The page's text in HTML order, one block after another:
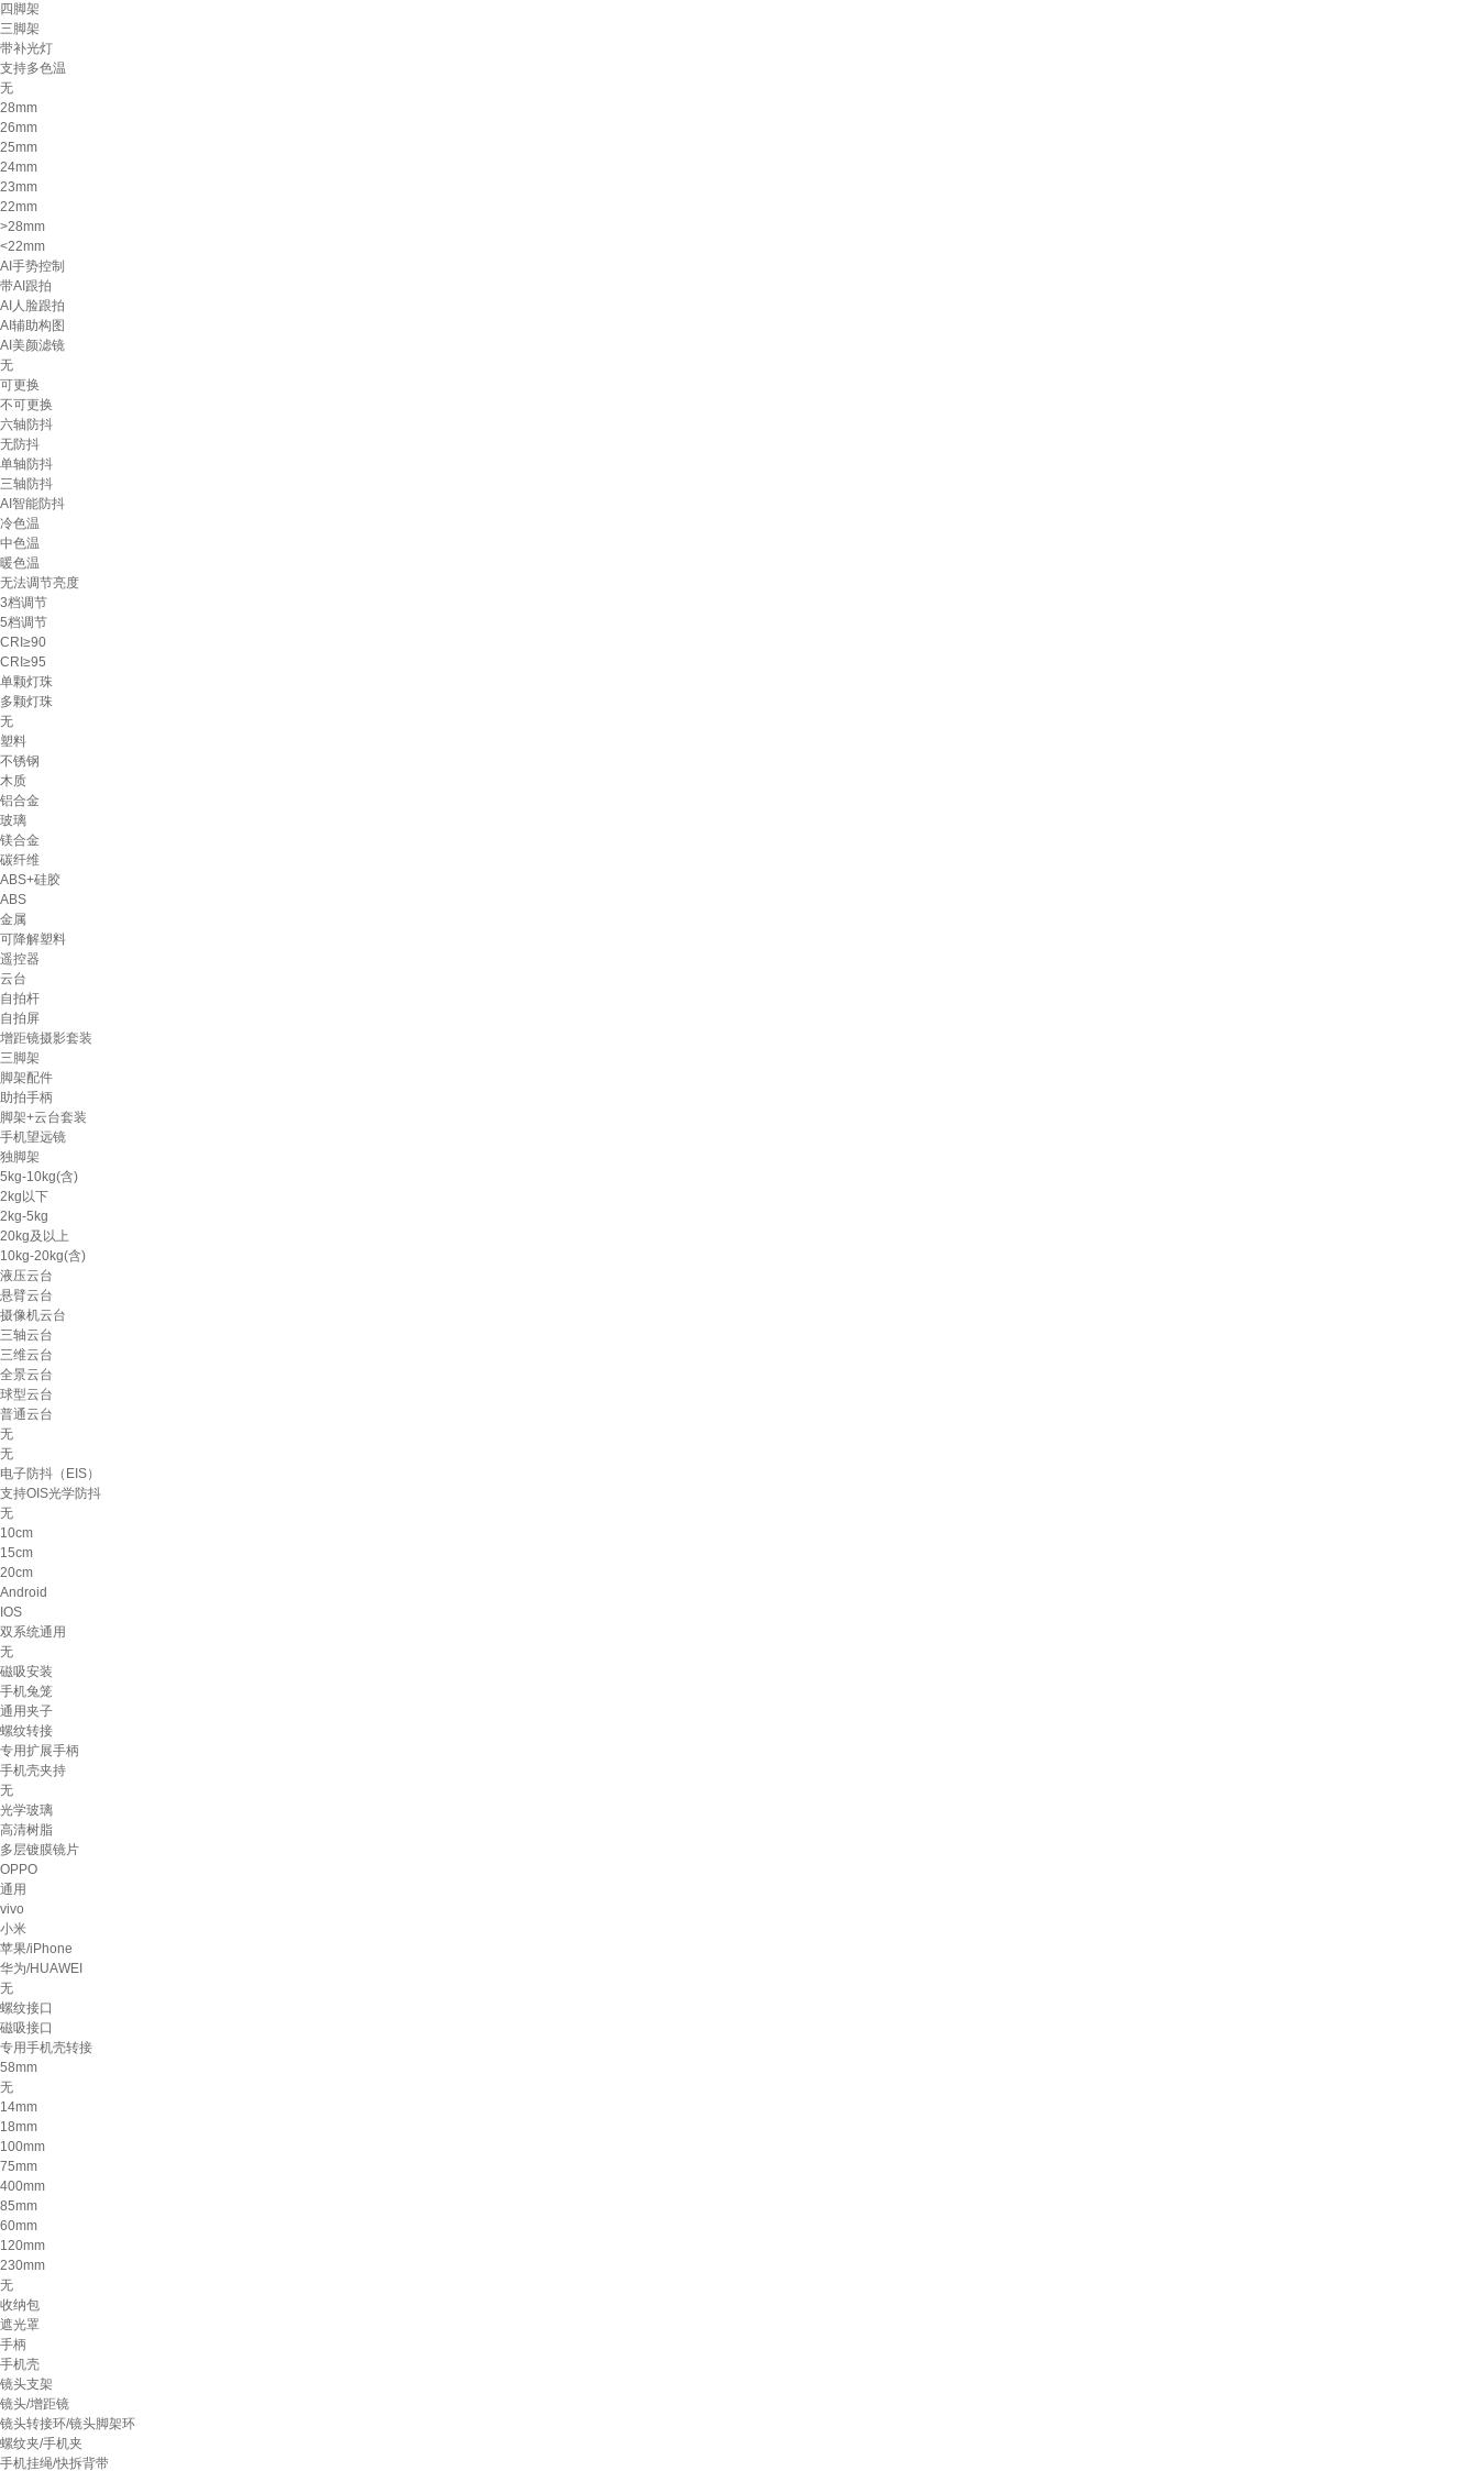
四脚架
三脚架
带补光灯
支持多色温
无
28mm
26mm
25mm
24mm
23mm
22mm
>28mm
<22mm
AI手势控制
带AI跟拍
AI人脸跟拍
AI辅助构图
AI美颜滤镜
无
可更换
不可更换
六轴防抖
无防抖
单轴防抖
三轴防抖
AI智能防抖
冷色温
中色温
暖色温
无法调节亮度
3档调节
5档调节
CRI≥90
CRI≥95
单颗灯珠
多颗灯珠
无
塑料
不锈钢
木质
铝合金
玻璃
镁合金
碳纤维
ABS+硅胶
ABS
金属
可降解塑料
遥控器
云台
自拍杆
自拍屏
增距镜摄影套装
三脚架
脚架配件
助拍手柄
脚架+云台套装
手机望远镜
独脚架
5kg-10kg(含)
2kg以下
2kg-5kg
20kg及以上
10kg-20kg(含)
液压云台
悬臂云台
摄像机云台
三轴云台
三维云台
全景云台
球型云台
普通云台
无
无
电子防抖（EIS）
支持OIS光学防抖
无
10cm
15cm
20cm
Android
IOS
双系统通用
无
磁吸安装
手机兔笼
通用夹子
螺纹转接
专用扩展手柄
手机壳夹持
无
光学玻璃
高清树脂
多层镀膜镜片
OPPO
通用
vivo
小米
苹果/iPhone
华为/HUAWEI
无
螺纹接口
磁吸接口
专用手机壳转接
58mm
无
14mm
18mm
100mm
75mm
400mm
85mm
60mm
120mm
230mm
无
收纳包
遮光罩
手柄
手机壳
镜头支架
镜头/增距镜
镜头转接环/镜头脚架环
螺纹夹/手机夹
手机挂绳/快拆背带